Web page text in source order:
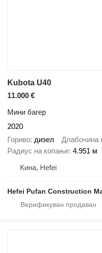
Kubota U40
11.000 €
Мини багер
2020
Гориво дизел Длабочина
Радиус на копање 4.951 м
Кина, Hefei